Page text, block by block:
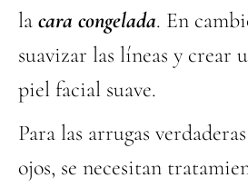
la cara congelada. En
suavizar las líneas y crear
piel facial suave.
Para las arrugas
ojos, se necesitan